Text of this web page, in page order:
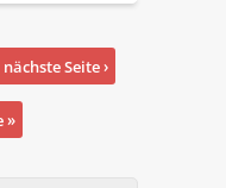
nächste Seite ›
»